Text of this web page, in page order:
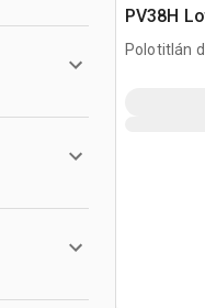
PV38H
Polotitlán